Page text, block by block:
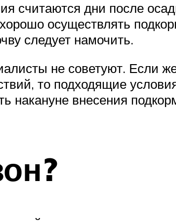
считаются дни после
осуществлять
следует намочить.
не советуют. Если
то подходящие
накануне внесения